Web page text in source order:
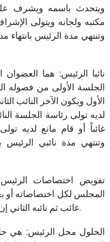
ويتحدث باسمه ويشرف
مكتبه ولجانه ويتولى
وتنتهي مدة الرئيس
الجلسة الأولى من فصوله
الأول ويكون الآخر النائب
لديه تولى رئاسة الجلسة
غائباً أو قام مانع لديه
وتنتهي مدة نائبي الرئيس
المجلس لكل اختصاصاته أو
غائب ثم نائبه الثاني إن كان الأول غائباً، وذلك عند غيابه.